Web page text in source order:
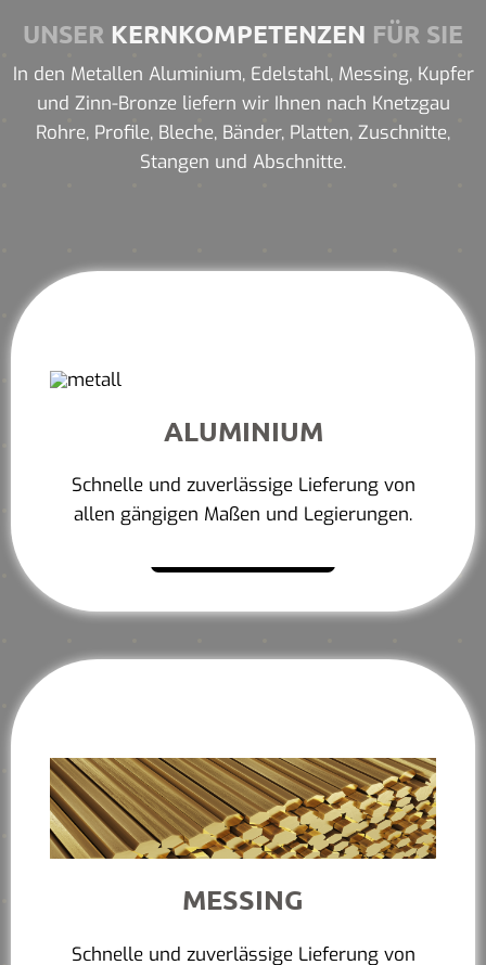
UNSER KERNKOMPETENZEN FÜR SIE
In den Metallen Aluminium, Edelstahl, Messing, Kupfer
und Zinn-Bronze liefern wir Ihnen nach Knetzgau
Rohre, Profile, Bleche, Bänder, Platten, Zuschnitte,
Stangen und Abschnitte.
ALUMINIUM
Schnelle und zuverlässige Lieferung von
allen gängigen Maßen und Legierungen.
MESSING
Schnelle und zuverlässige Lieferung von